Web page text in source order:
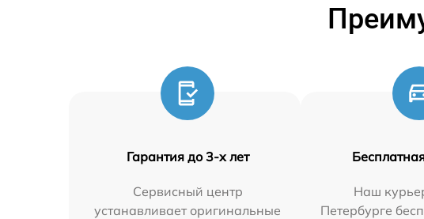
Гарантия до 3-х лет
Сервисный центр
устанавливает оригинальные
Наш
Петербурге